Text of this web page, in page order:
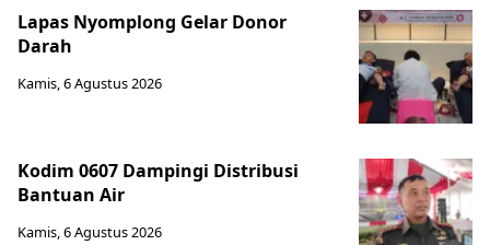
Lapas Nyomplong Gelar Donor
Darah
Kamis, 6 Agustus 2026
Kodim 0607 Dampingi Distribusi
Bantuan Air
Kamis, 6 Agustus 2026